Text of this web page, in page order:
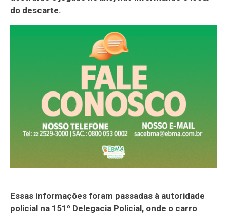
do descarte.
Essas informações foram passadas à autoridade
policial na 151º Delegacia Policial, onde o carro